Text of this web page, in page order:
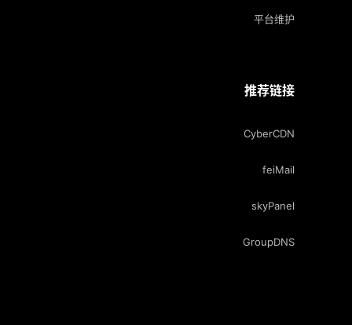
平台维护
推荐链接
CyberCDN
feiMail
skyPanel
GroupDNS